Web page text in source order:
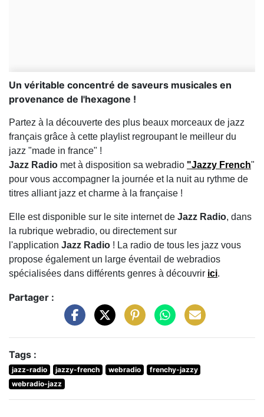
Un véritable concentré de saveurs musicales en
provenance de l'hexagone !
Partez à la découverte des plus beaux morceaux de jazz
français grâce à cette playlist regroupant le meilleur du
jazz "made in france" !
Jazz Radio met à disposition sa webradio "Jazzy French"
pour vous accompagner la journée et la nuit au rythme de
titres alliant jazz et charme à la française !
Elle est disponible sur le site internet de Jazz Radio, dans
la rubrique webradio, ou directement sur
l'application Jazz Radio ! La radio de tous les jazz vous
propose également un large éventail de webradios
spécialisées dans différents genres à découvrir ici.
Partager :
Tags :
jazz-radio jazzy-french webradio
frenchy-jazzy
webradio-jazz